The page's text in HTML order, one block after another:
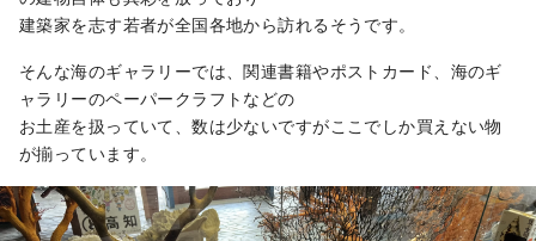
建築家を志す若者が全国各地から訪れるそうです。
そんな海のギャラリーでは、関連書籍やポストカード、海のギ
ャラリーのペーパークラフトなどの
お土産を扱っていて、数は少ないですがここでしか買えない物
が揃っています。